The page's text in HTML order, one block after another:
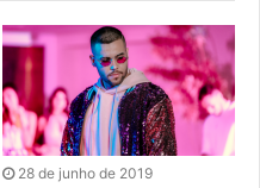
28 de junho de 2019